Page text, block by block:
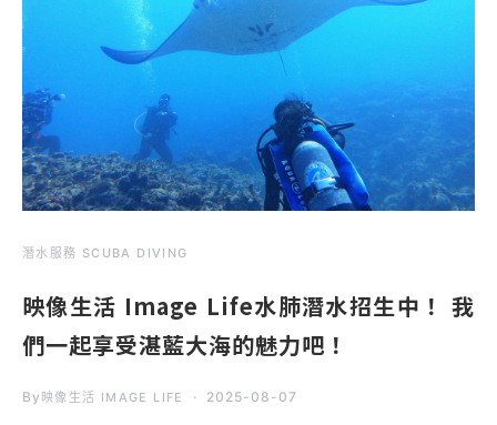
潛水服務 SCUBA DIVING
映像生活 Image Life水肺潛水招生中！ 我
們一起享受湛藍大海的魅力吧！
By 映像生活 IMAGE LIFE 2025-08-07